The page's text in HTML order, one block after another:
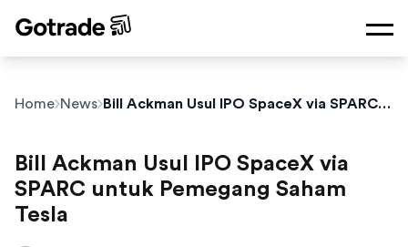
Home News Bill Ackman Usul IPO SpaceX via SPARC untuk Pemegang Saham Tesla
Bill Ackman Usul IPO SpaceX via
SPARC untuk Pemegang Saham
Tesla